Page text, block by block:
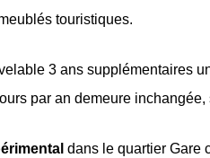
touristiques.
3 ans supplémentaires
par an demeure
dans le quartier Gare